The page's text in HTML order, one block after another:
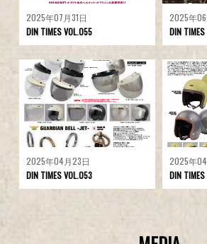
2025年07月31日
DIN TIMES VOL.055
2025年
DIN
2025年04月23日
DIN TIMES VOL.053
2025年04
DIN